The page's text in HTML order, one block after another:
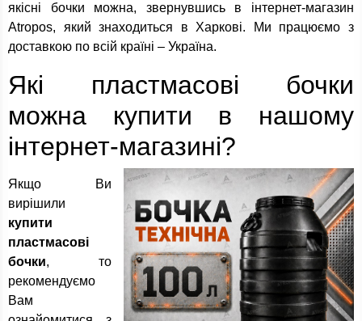
якісні бочки можна, звернувшись в інтернет-магазин
Atropos, який знаходиться в Харкові. Ми працюємо з
доставкою по всій країні – Україна.
Які пластмасові бочки
можна купити в нашому
інтернет-магазині?
Якщо Ви
вирішили
купити
пластмасові
бочки, то
рекомендуємо
Вам